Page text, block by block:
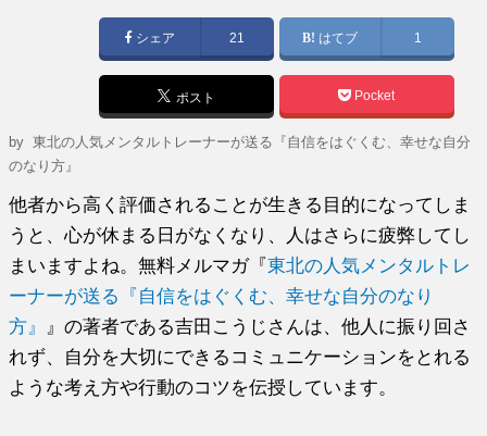
シェア 21 はてブ 1
ポスト Pocket
by東北の人気メンタルトレーナーが送る『自信をはぐくむ、幸せな自分
のなり方』
他者から高く評価されることが生きる目的になってしま
うと、心が休まる日がなくなり、人はさらに疲弊してし
まいますよね。無料メルマガ『東北の人気メンタルトレ
ーナーが送る『自信をはぐくむ、幸せな自分のなり
方』
』の著者である吉田こうじさんは、他人に振り回さ
れず、自分を大切にできるコミュニケーションをとれる
ような考え方や行動のコツを伝授しています。